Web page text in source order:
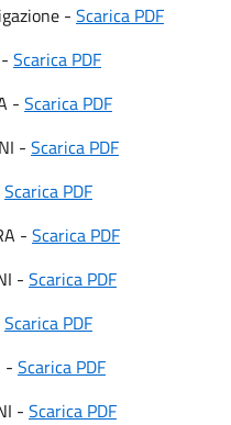
- Scarica PDF
Scarica PDF
- Scarica PDF
- Scarica PDF
Scarica PDF
- Scarica PDF
- Scarica PDF
Scarica PDF
- Scarica PDF
- Scarica PDF